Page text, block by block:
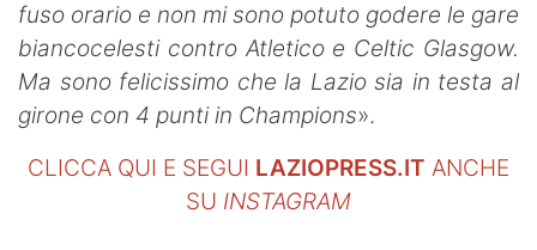
fuso orario e non mi sono potuto godere le gare
biancocelesti contro Atletico e Celtic Glasgow.
Ma sono felicissimo che la Lazio sia in testa al
girone con 4 punti in Champions».
CLICCA QUI E SEGUI LAZIOPRESS.IT ANCHE
SU INSTAGRAM